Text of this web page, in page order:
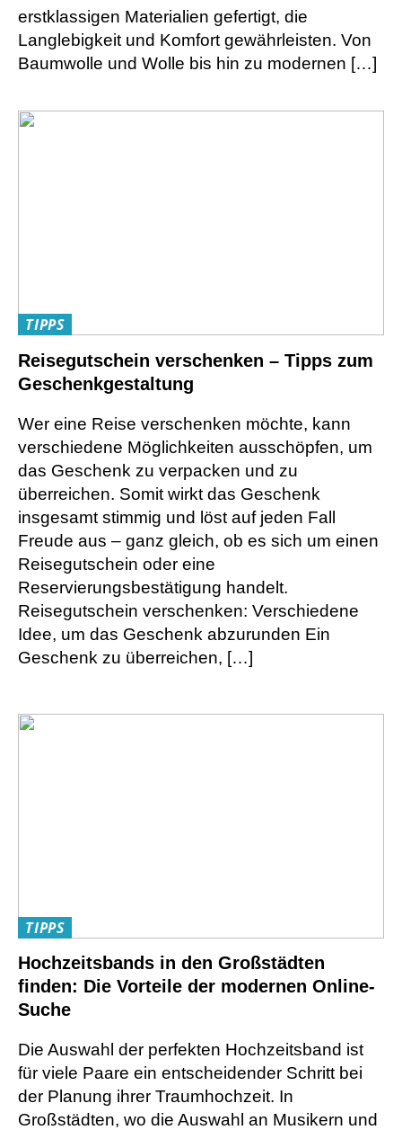
erstklassigen Materialien gefertigt, die
Langlebigkeit und Komfort gewährleisten. Von
Baumwolle und Wolle bis hin zu modernen […]
TIPPS
Reisegutschein verschenken – Tipps zum
Geschenkgestaltung
Wer eine Reise verschenken möchte, kann
verschiedene Möglichkeiten ausschöpfen, um
das Geschenk zu verpacken und zu
überreichen. Somit wirkt das Geschenk
insgesamt stimmig und löst auf jeden Fall
Freude aus – ganz gleich, ob es sich um einen
Reisegutschein oder eine
Reservierungsbestätigung handelt.
Reisegutschein verschenken: Verschiedene
Idee, um das Geschenk abzurunden Ein
Geschenk zu überreichen, […]
TIPPS
Hochzeitsbands in den Großstädten
finden: Die Vorteile der modernen Online-
Suche
Die Auswahl der perfekten Hochzeitsband ist
für viele Paare ein entscheidender Schritt bei
der Planung ihrer Traumhochzeit. In
Großstädten, wo die Auswahl an Musikern und